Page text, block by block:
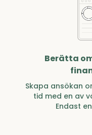
Berätta
Skapa ansökan
tid med en av
Endast